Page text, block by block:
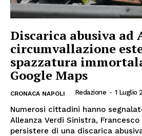
Discarica abusiva ad
circumvallazione
spazzatura
Google Maps
CRONACA NAPOLI Redazione - 1 Luglio
Numerosi cittadini hanno
Alleanza Verdi Sinistra,
persistere di una discarica